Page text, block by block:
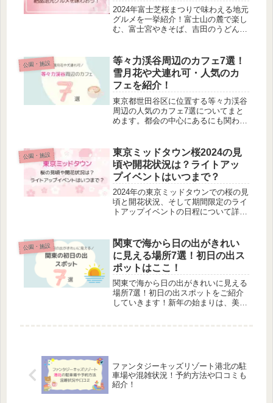
2024年富士芝桜まつりで味わえる地元
グルメを一挙紹介！富士山の麓で楽し
む、富士宮やきそば、吉田のうどんな
しい食事と花の景色を満喫しましょ
う！
公園・施設
等々力渓谷周辺のカフェ7選！
雪月花や犬連れ可・人気のカ
フェを紹介！
東京都世田谷区に位置する等々力渓谷
周辺の人気のカフェ7選についてまと
めます。都会の中心にあるにも関わら
ットの散歩などで訪れる人が多い区民
に人気のオアシスです。約1kmの遊
歩...
公園・施設
東京ミッドタウン桜2024の見
頃や開花状況は？ライトアッ
プイベントはいつまで？
2024年の東京ミッドタウンでの桜の見
頃と開花状況、そして期間限定のライ
トアップイベントの日程について詳し
公園・施設
関東で海から日の出がきれい
に見える場所7選！初日の出ス
ポットはここ！
関東で海から日の出がきれいに見える
場所7選！初日の出スポットをご紹介
していきます！新年の始まりは、美し
ファンタジーキッズリゾート港北の駐
車場や混雑状況！予約方法や口コミも
紹介！